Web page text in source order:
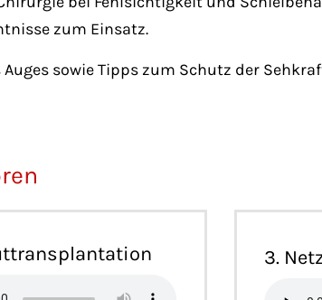
zum Einsatz.
sowie Tipps zum Schutz der
3.